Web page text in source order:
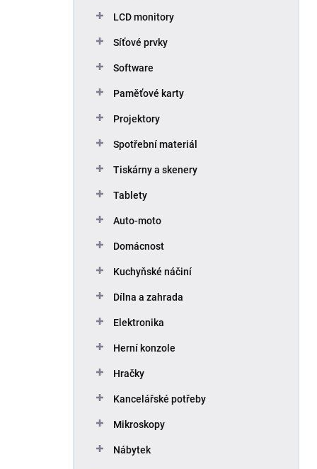
LCD monitory
Síťové prvky
Software
Paměťové karty
Projektory
Spotřební materiál
Tiskárny a skenery
Tablety
Auto-moto
Domácnost
Kuchyňské náčiní
Dílna a zahrada
Elektronika
Herní konzole
Hračky
Kancelářské potřeby
Mikroskopy
Nábytek